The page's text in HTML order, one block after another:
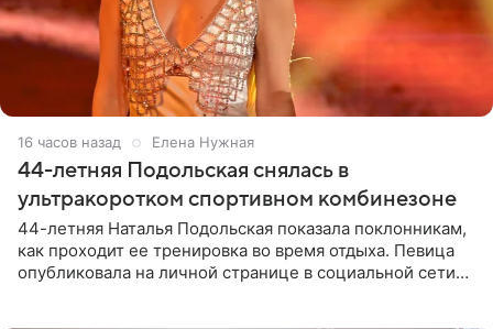
16 часов назад Елена Нужная
44-летняя Подольская снялась в
ультракоротком спортивном комбинезоне
44-летняя Наталья Подольская показала поклонникам,
как проходит ее тренировка во время отдыха. Певица
опубликовала на личной странице в социальной сети